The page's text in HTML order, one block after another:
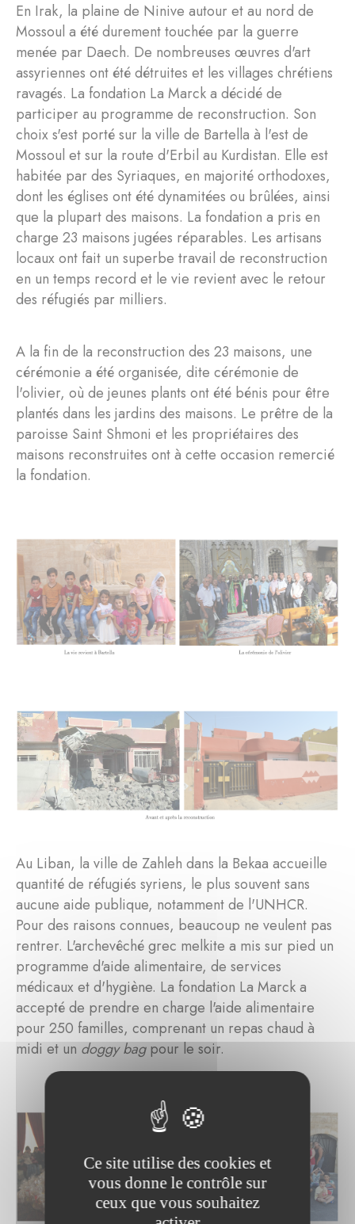
En Irak, la plaine de Ninive autour et au nord de
Mossoul a été durement touchée par la guerre
menée par Daech. De nombreuses œuvres d'art
assyriennes ont été détruites et les villages chrétiens
ravagés. La fondation La Marck a décidé de
participer au programme de reconstruction. Son
choix s'est porté sur la ville de Bartella à l'est de
Mossoul et sur la route d'Erbil au Kurdistan. Elle est
habitée par des Syriaques, en majorité orthodoxes,
dont les églises ont été dynamitées ou brûlées, ainsi
que la plupart des maisons. La fondation a pris en
charge 23 maisons jugées réparables. Les artisans
locaux ont fait un superbe travail de reconstruction
en un temps record et le vie revient avec le retour
des réfugiés par milliers.
A la fin de la reconstruction des 23 maisons, une
cérémonie a été organisée, dite cérémonie de
l'olivier, où de jeunes plants ont été bénis pour être
plantés dans les jardins des maisons. Le prêtre de la
paroisse Saint Shmoni et les propriétaires des
maisons reconstruites ont à cette occasion remercié
la fondation.
Au Liban, la ville de Zahleh dans la Bekaa accueille
quantité de réfugiés syriens, le plus souvent sans
aucune aide publique, notamment de l'UNHCR.
Pour des raisons connues, beaucoup ne veulent pas
rentrer. L'archevêché grec melkite a mis sur pied un
programme d'aide alimentaire, de services
médicaux et d'hygiène. La fondation La Marck a
accepté de prendre en charge l'aide alimentaire
pour 250 familles, comprenant un repas chaud à
midi et un doggy bagpour le soir.
Ce site utilise des cookies et
vous donne le contrôle sur
ceux que vous souhaitez